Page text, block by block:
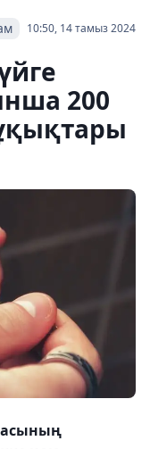
10:50, 14 тамыз 2024
200